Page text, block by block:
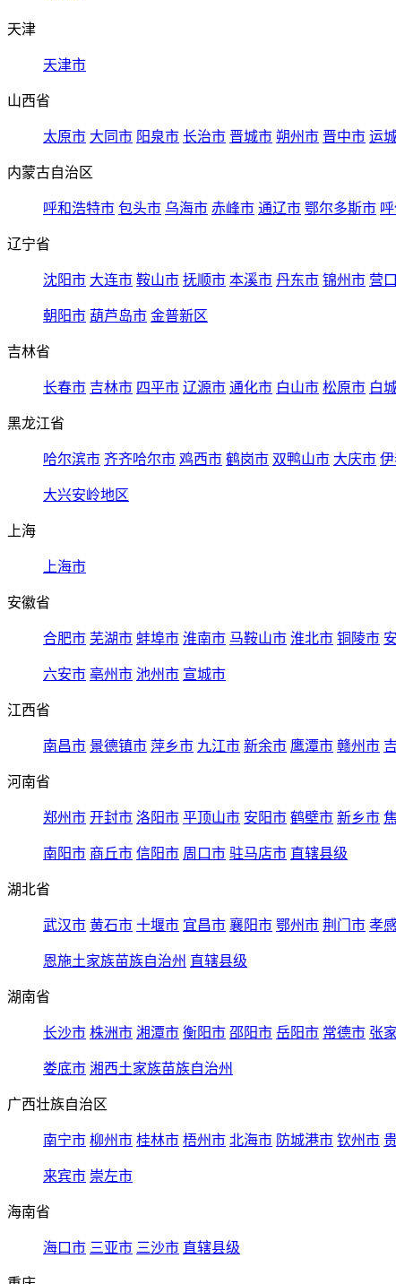
天津
天津市
山西省
太原市 大同市 阳泉市 长治市 晋城市 朔州市 晋中市 运
内蒙古自治区
呼和浩特市 包头市 乌海市 赤峰市 通辽市 鄂尔多斯市
辽宁省
沈阳市 大连市 鞍山市 抚顺市 本溪市 丹东市 锦州市 营
朝阳市 葫芦岛市 金普新区
吉林省
长春市 吉林市 四平市 辽源市 通化市 白山市 松原市 白
黑龙江省
哈尔滨市 齐齐哈尔市 鸡西市 鹤岗市 双鸭山市 大庆市
大兴安岭地区
上海
上海市
安徽省
合肥市 芜湖市 蚌埠市 淮南市 马鞍山市 淮北市 铜陵市
六安市 亳州市 池州市 宣城市
江西省
南昌市 景德镇市 萍乡市 九江市 新余市 鹰潭市 赣州市
河南省
郑州市 开封市 洛阳市 平顶山市 安阳市 鹤壁市 新乡市
南阳市 商丘市 信阳市 周口市 驻马店市 直辖县级
湖北省
武汉市 黄石市 十堰市 宜昌市 襄阳市 鄂州市 荆门市 孝
恩施土家族苗族自治州 直辖县级
湖南省
长沙市 株洲市 湘潭市 衡阳市 邵阳市 岳阳市 常德市 张
娄底市 湘西土家族苗族自治州
广西壮族自治区
南宁市 柳州市 桂林市 梧州市 北海市 防城港市 钦州市
来宾市 崇左市
海南省
海口市 三亚市 三沙市 直辖县级